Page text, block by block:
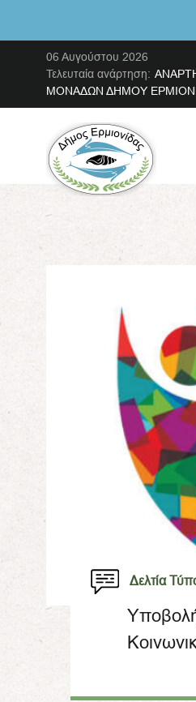
06 Αυγούστου 2026
Τελευταία ανάρτηση:
ΜΟΝΑΔΩΝ ΔΗΜΟΥ
Δελτία
Υποβολή